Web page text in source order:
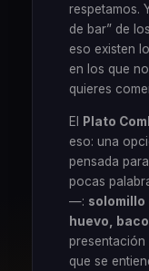
respetamos.
de bar” de
eso existen
en los que
quieres
El Plato
eso: una
pensada
pocas
—: solomillo
huevo,
presentación
que se